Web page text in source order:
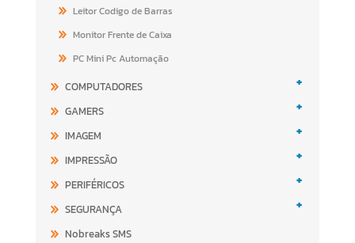
Leitor Codigo de Barras
Monitor Frente de Caixa
PC Mini Pc Automação
COMPUTADORES +
GAMERS +
IMAGEM +
IMPRESSÃO +
PERIFÉRICOS +
SEGURANÇA +
Nobreaks SMS